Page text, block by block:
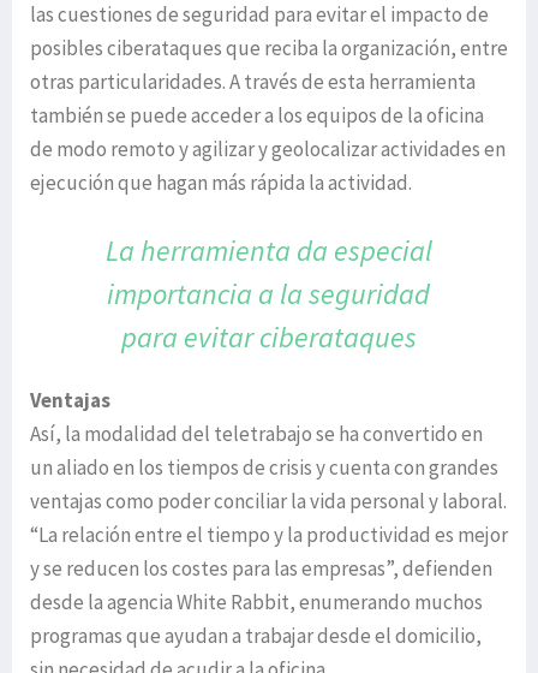
las cuestiones de seguridad para evitar el impacto de
posibles ciberataques que reciba la organización, entre
otras particularidades. A través de esta herramienta
también se puede acceder a los equipos de la oficina
de modo remoto y agilizar y geolocalizar actividades en
ejecución que hagan más rápida la actividad.
La herramienta da especial
importancia a la seguridad
para evitar ciberataques
Ventajas
Así, la modalidad del teletrabajo se ha convertido en
un aliado en los tiempos de crisis y cuenta con grandes
ventajas como poder conciliar la vida personal y laboral.
“La relación entre el tiempo y la productividad es mejor
y se reducen los costes para las empresas”, defienden
desde la agencia White Rabbit, enumerando muchos
programas que ayudan a trabajar desde el domicilio,